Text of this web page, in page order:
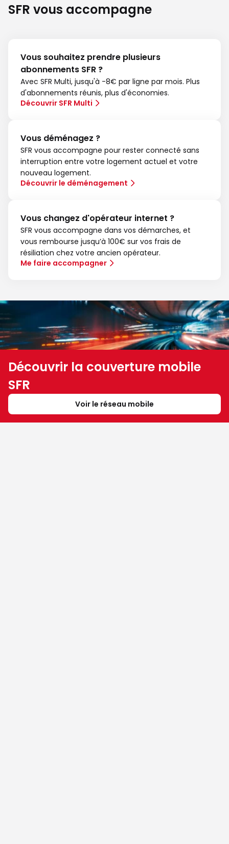
SFR vous accompagne
Vous souhaitez prendre plusieurs
abonnements SFR ?
Avec SFR Multi, jusqu'à -8€ par ligne par mois. Plus
d'abonnements réunis, plus d'économies.
Découvrir SFR Multi
Vous déménagez ?
SFR vous accompagne pour rester connecté sans
interruption entre votre logement actuel et votre
nouveau logement.
Découvrir le déménagement
Vous changez d'opérateur internet ?
SFR vous accompagne dans vos démarches, et
vous rembourse jusqu’à 100€ sur vos frais de
résiliation chez votre ancien opérateur.
Me faire accompagner
Découvrir la couverture mobile
SFR
Voir le réseau mobile